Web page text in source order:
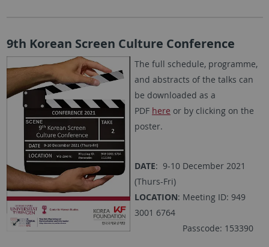
9th Korean Screen Culture Conference
The full schedule, programme,
and abstracts of the talks can
be downloaded as a
PDF here or by clicking on the
poster.
DATE: 9-10 December 2021
(Thurs-Fri)
LOCATION: Meeting ID: 949
3001 6764
Passcode: 153390